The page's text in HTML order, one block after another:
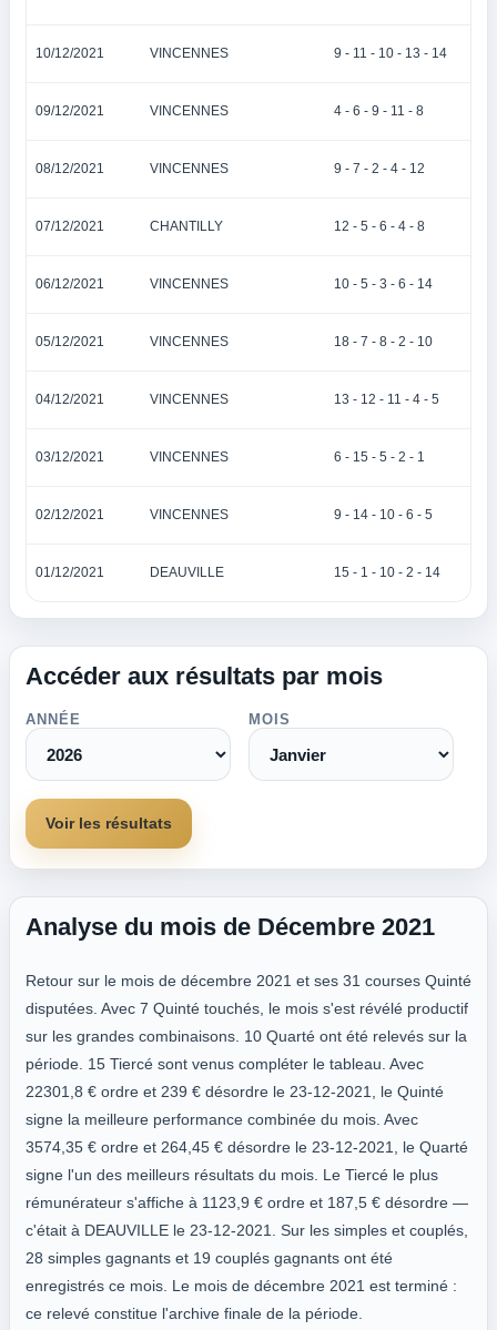
10/12/2021 VINCENNES 9 - 11 - 10 - 13 - 14
09/12/2021 VINCENNES 4 - 6 - 9 - 11 - 8
08/12/2021 VINCENNES 9 - 7 - 2 - 4 - 12
07/12/2021 CHANTILLY 12 - 5 - 6 - 4 - 8
06/12/2021 VINCENNES 10 - 5 - 3 - 6 - 14
05/12/2021 VINCENNES 18 - 7 - 8 - 2 - 10
04/12/2021 VINCENNES 13 - 12 - 11 - 4 - 5
03/12/2021 VINCENNES 6 - 15 - 5 - 2 - 1
02/12/2021 VINCENNES 9 - 14 - 10 - 6 - 5
01/12/2021 DEAUVILLE 15 - 1 - 10 - 2 - 14
Accéder aux résultats par mois
ANNÉE MOIS
Voir les résultats
Analyse du mois de Décembre 2021
Retour sur le mois de décembre 2021 et ses 31 courses Quinté
disputées. Avec 7 Quinté touchés, le mois s'est révélé productif
sur les grandes combinaisons. 10 Quarté ont été relevés sur la
période. 15 Tiercé sont venus compléter le tableau. Avec
22301,8 € ordre et 239 € désordre le 23-12-2021, le Quinté
signe la meilleure performance combinée du mois. Avec
3574,35 € ordre et 264,45 € désordre le 23-12-2021, le Quarté
signe l'un des meilleurs résultats du mois. Le Tiercé le plus
rémunérateur s'affiche à 1123,9 € ordre et 187,5 € désordre —
c'était à DEAUVILLE le 23-12-2021. Sur les simples et couplés,
28 simples gagnants et 19 couplés gagnants ont été
enregistrés ce mois. Le mois de décembre 2021 est terminé :
ce relevé constitue l'archive finale de la période.